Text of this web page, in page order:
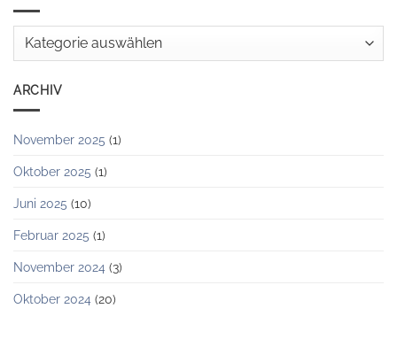
ARCHIV
November 2025 (1)
Oktober 2025 (1)
Juni 2025 (10)
Februar 2025 (1)
November 2024 (3)
Oktober 2024 (20)